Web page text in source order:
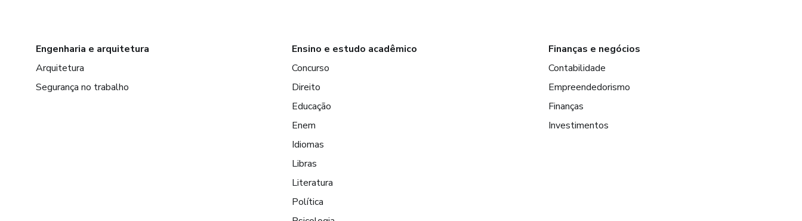
Engenharia e arquitetura
Arquitetura
Segurança no trabalho
Ensino e estudo acadêmico
Concurso
Direito
Educação
Enem
Idiomas
Libras
Literatura
Política
Finanças e negócios
Contabilidade
Empreendedorismo
Finanças
Investimentos